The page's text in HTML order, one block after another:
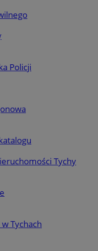
Policji
Tychy
Tychach